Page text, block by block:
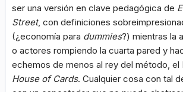
ser una versión en clave pedagógica de
Street, con definiciones
(¿economía para dummies?) mientras la
o actores rompiendo la cuarta pared y
echemos de menos al rey del método, el
House of Cards. Cualquier cosa con tal